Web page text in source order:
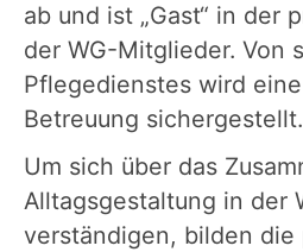
ab und ist „Gast“ in der
der WG-Mitglieder. Von
Pflegedienstes wird
Betreuung sichergestellt.
Um sich über das
Alltagsgestaltung in der
verständigen, bilden